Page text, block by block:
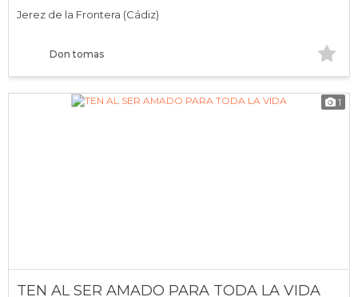
Don tomas
Jerez de la Frontera (Cádiz)
1
TEN AL SER AMADO PARA TODA LA VIDA